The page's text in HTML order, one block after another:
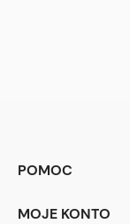
POMOC
MOJE KONTO